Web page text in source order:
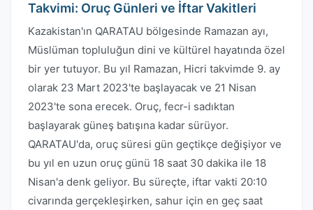
Takvimi: Oruç Günleri ve İftar Vakitleri
Kazakistan'ın QARATAU bölgesinde Ramazan ayı,
Müslüman topluluğun dini ve kültürel hayatında özel
bir yer tutuyor. Bu yıl Ramazan, Hicri takvimde 9. ay
olarak 23 Mart 2023'te başlayacak ve 21 Nisan
2023'te sona erecek. Oruç, fecr-i sadıktan
başlayarak güneş batışına kadar sürüyor.
QARATAU'da, oruç süresi gün geçtikçe değişiyor ve
bu yıl en uzun oruç günü 18 saat 30 dakika ile 18
Nisan'a denk geliyor. Bu süreçte, iftar vakti 20:10
civarında gerçekleşirken, sahur için en geç saat